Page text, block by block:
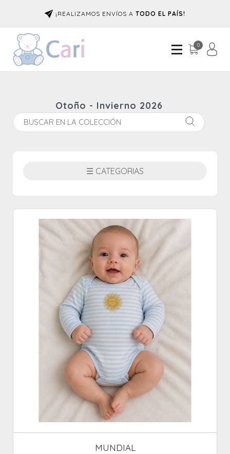
¡REALIZAMOS ENVÍOS A TODO EL PAÍS!
0
Otoño - Invierno 2026
☰ CATEGORIAS
MUNDIAL